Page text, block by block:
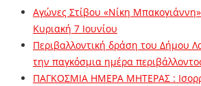
Αγώνες Στίβου «Νίκη
Κυριακή 7 Ιουνίου
Περιβαλλοντική δράση του Δήμου
την παγκόσμια ημέρα
ΠΑΓΚΟΣΜΙΑ ΗΜΕΡΑ ΜΗΤΕΡΑΣ :